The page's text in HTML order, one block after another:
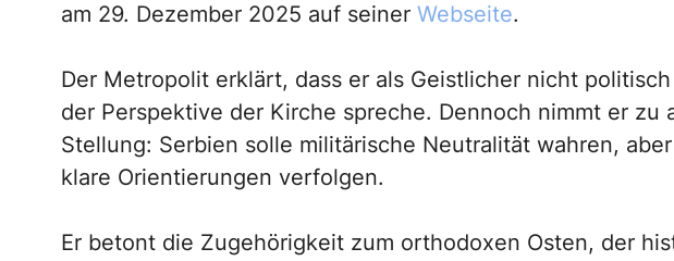
am 29. Dezember 2025 auf seiner Webseite.
Der Metropolit erklärt, dass er als Geistlicher nicht
der Perspektive der Kirche spreche. Dennoch nimmt er zu
Stellung: Serbien solle militärische Neutralität wahren,
klare Orientierungen verfolgen.
Er betont die Zugehörigkeit zum orthodoxen Osten, der